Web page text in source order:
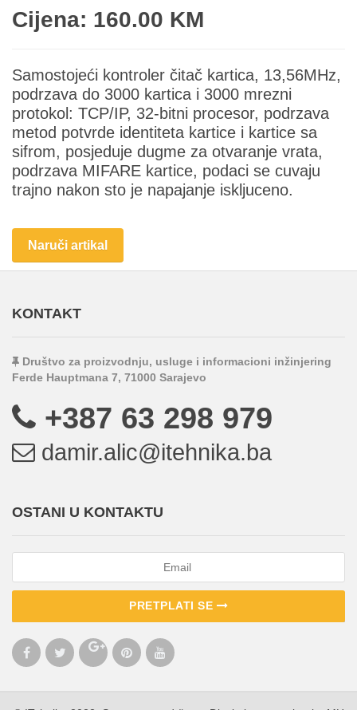
Cijena: 160.00 KM
Samostojeći kontroler čitač kartica, 13,56MHz,
podrzava do 3000 kartica i 3000 mrezni
protokol: TCP/IP, 32-bitni procesor, podrzava
metod potvrde identiteta kartice i kartice sa
sifrom, posjeduje dugme za otvaranje vrata,
podrzava MIFARE kartice, podaci se cuvaju
trajno nakon sto je napajanje iskljuceno.
Naruči artikal
KONTAKT
Društvo za proizvodnju, usluge i informacioni inžinjering
Ferde Hauptmana 7, 71000 Sarajevo
+387 63 298 979
damir.alic@itehnika.ba
OSTANI U KONTAKTU
PRETPLATI SE